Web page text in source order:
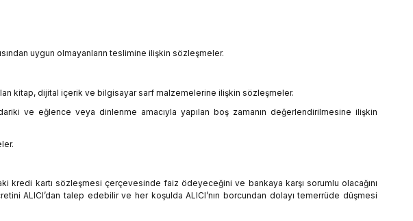
uygun olmayanların teslimine ilişkin sözleşmeler.
kitap, dijital içerik ve bilgisayar sarf malzemelerine ilişkin sözleşmeler.
ve eğlence veya dinlenme amacıyla yapılan boş zamanın değerlendirilmesine ilişkin
kredi kartı sözleşmesi çerçevesinde faiz ödeyeceğini ve bankaya karşı sorumlu olacağını
ALICI’dan talep edebilir ve her koşulda ALICI’nın borcundan dolayı temerrüde düşmesi